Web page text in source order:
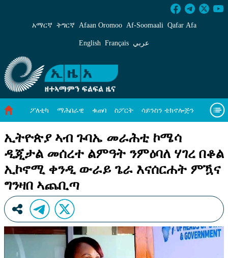
ኢትዮጵያ ኣብ ጉባኤ መራሕቲ ኮሜሳ ዲጂታል መሰረተ
አማርኛ ትግርኛ Afaan Oromoo Af‑Soomaali Qafar Afa
English Français عربي
ፖለቲካ ማሕበራዊ ቁጠባ ስፖርት ሳይንስን ቴክኖሎጅን
ኢትዮጵያ ኣብ ጉባኤ መራሕቲ ኮሜሳ
ዲጂታል መሰረተ ልምዓት ንምዕባለ ሃገረ በቆል
ኢኮኖሚ ቀንዲ ውራይ ጌራ እናሰርሐት ምዃና
ግንዛበ ኣጨቢጣ